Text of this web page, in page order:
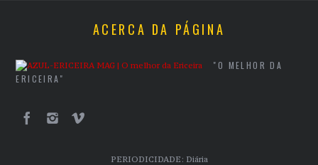
ACERCA DA PÁGINA
"O MELHOR DA
ERICEIRA"
PERIODICIDADE: Diária